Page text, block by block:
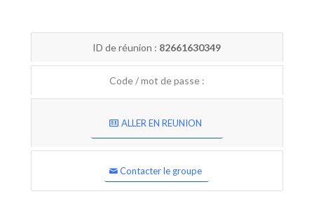
ID de réunion : 82661630349
Code / mot de passe :
ALLER EN REUNION
Contacter le groupe